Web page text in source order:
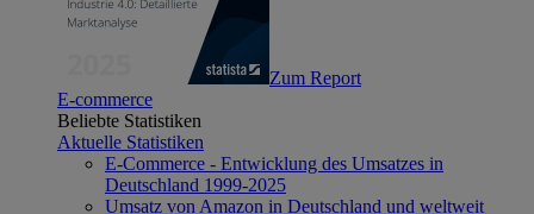
Zum Report
E-commerce
Beliebte Statistiken
Aktuelle Statistiken
E-Commerce - Entwicklung des Umsatzes in
Deutschland 1999-2025
Umsatz von Amazon in Deutschland und weltweit